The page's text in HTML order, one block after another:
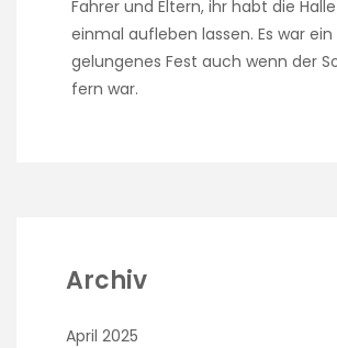
Fahrer und Eltern, ihr habt die
einmal aufleben lassen. Es war ein
gelungenes Fest auch wenn der
fern war.
Archiv
April 2025